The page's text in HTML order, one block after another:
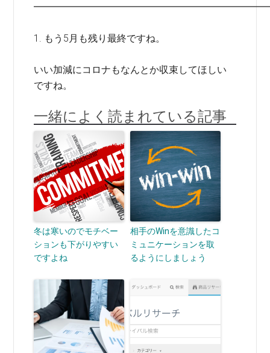
1. もう5月も残り最終ですね。
いい加減にコロナもなんとか収束してほしい
ですね。
一緒によく読まれている記事
冬は寒いのでモチベー
ションも下がりやすい
ですよね
相手のWinを意識したコ
ミュニケーションを取
るようにしましょう